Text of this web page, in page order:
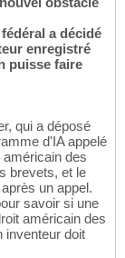
a décidé
enregistré
puisse faire
qui a déposé
d'IA appelé
des
brevets, et le
un appel.
savoir si une
américain des
inventeur doit